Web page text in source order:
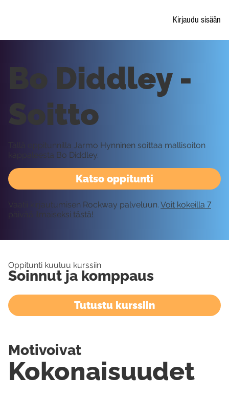
Kirjaudu sisään
Katso oppitunti
Bo Diddley -
Soitto
Tällä oppitunnilla Jarmo Hynninen soittaa mallisoiton
kappaleesta Bo Diddley.
Vaatii kirjautumisen Rockway palveluun. Voit kokeilla 7
päivää ilmaiseksi tästä!
Oppitunti kuuluu kurssiin
Soinnut ja komppaus
Tutustu kurssiin
Kokonaisuudet
Motivoivat